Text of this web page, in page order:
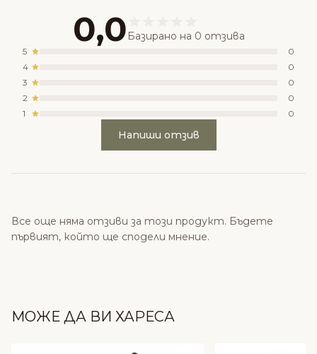
0,0 Базирано на 0 отзива
5
0
4
0
3
0
2
0
1
0
Напиши отзив
Все още няма отзиви за този продукт. Бъдете
първият, който ще сподели мнение.
МОЖЕ ДА ВИ ХАРЕСА